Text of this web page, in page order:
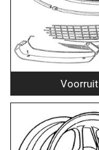
Voorruit